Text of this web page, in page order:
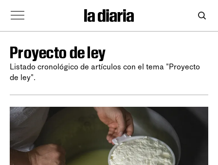
Proyecto de ley
Listado cronológico de artículos con el tema "Proyecto
de ley".